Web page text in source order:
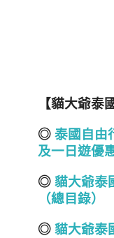
【貓大爺泰
◎ 泰國自由
及一日遊優
◎ 貓大爺泰
（總目錄）
◎ 貓大爺泰